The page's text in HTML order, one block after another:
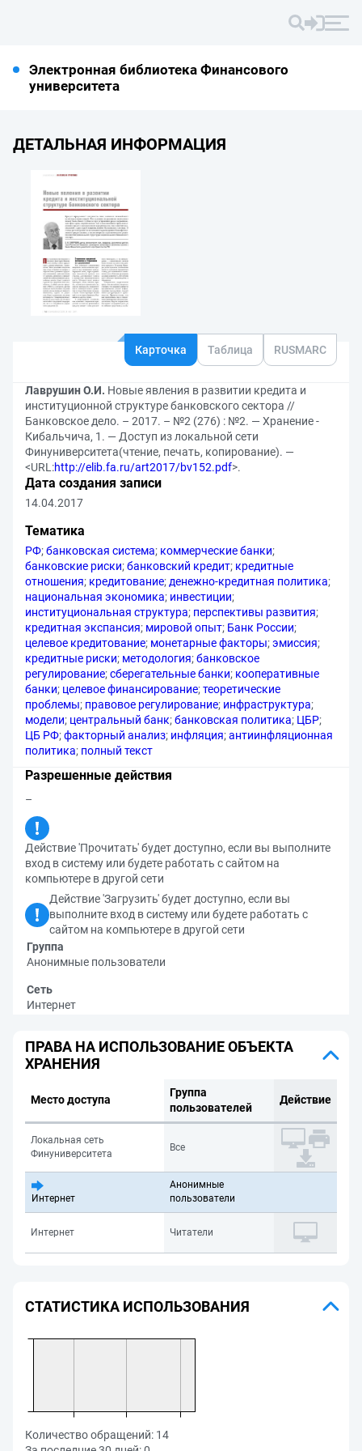
Электронная библиотека Финансового
университета
ДЕТАЛЬНАЯ ИНФОРМАЦИЯ
Карточка Таблица RUSMARC
Лаврушин О.И. Новые явления в развитии кредита и
институционной структуре банковского сектора //
Банковское дело. – 2017. – №2 (276) : №2. — Хранение -
Кибальчича, 1. — Доступ из локальной сети
Финуниверситета(чтение, печать, копирование). —
<URL:http://elib.fa.ru/art2017/bv152.pdf>.
Дата создания записи
14.04.2017
Тематика
РФ;банковская система; коммерческие банки;
банковские риски;банковский кредит; кредитные
отношения; кредитование; денежно-кредитная политика;
национальная экономика; инвестиции;
институциональная структура; перспективы развития;
кредитная экспансия; мировой опыт; Банк России;
целевое кредитование; монетарные факторы;эмиссия;
кредитные риски; методология;банковское
регулирование;сберегательные банки; кооперативные
банки; целевое финансирование;теоретические
проблемы; правовое регулирование; инфраструктура;
модели; центральный банк;банковская политика; ЦБР;
ЦБ РФ;факторный анализ; инфляция;антиинфляционная
политика; полный текст
Разрешенные действия
–
Действие 'Прочитать' будет доступно, если вы выполните
вход в систему или будете работать с сайтом на
компьютере в другой сети
Действие 'Загрузить' будет доступно, если вы
выполните вход в систему или будете работать с
сайтом на компьютере в другой сети
Группа
Анонимные пользователи
Сеть
Интернет
ПРАВА НА ИСПОЛЬЗОВАНИЕ ОБЪЕКТА
ХРАНЕНИЯ
Место доступа
Группа
пользователей
Действие
Локальная сеть
Финуниверситета
Все
Интернет
Анонимные
пользователи
Интернет Читатели
СТАТИСТИКА ИСПОЛЬЗОВАНИЯ
Количество обращений: 14